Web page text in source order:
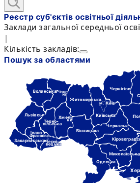
Реєстр суб'єктів освітньої
Заклади загальної середньої
|
Кількість закладів:
Пошук за областями
Черкаська
Чернігівська
Черні-
вецька
Івано-
Франківська
Хмель-
ницька
Київська
м. Київ
Львівська
Миколаївська
Одеська
Рівне-
нська
Терно-
пільська
Вінницька
Волинська
Закарпатська
Житомирська